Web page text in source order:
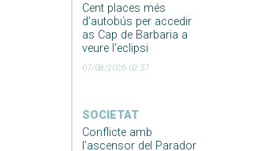
Cent places més
d’autobús per accedir
as Cap de Barbaria a
veure l’eclipsi
07/08/2026 02:37
SOCIETAT
Conflicte amb
l’ascensor del Parador